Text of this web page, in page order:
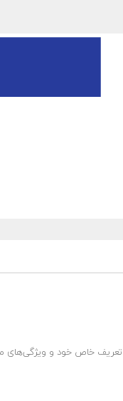
خاص خود و ویژگی‌های